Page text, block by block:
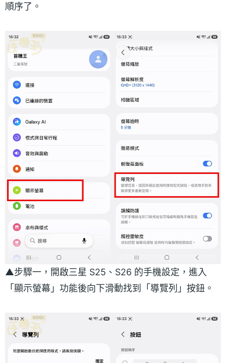
順序了。
▲步驟一，開啟三星 S25、S26 的手機設定，進入
「顯示螢幕」功能後向下滑動找到「導覽列」按鈕。